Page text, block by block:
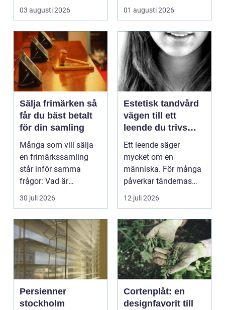
också mer br...
03 augusti 2026
hemförbättr...
01 augusti 2026
Sälja frimärken så
får du bäst betalt
för din samling
Många som vill sälja
en frimärkssamling
står inför samma
frågor: Vad är
samlingen värd? Var
vänder m...
30 juli 2026
Estetisk tandvård
vägen till ett
leende du trivs
med
Ett leende säger
mycket om en
människa. För många
påverkar tändernas
utseende både
självförtroendet ...
12 juli 2026
Persienner
stockholm
Cortenplåt: en
designfavorit till